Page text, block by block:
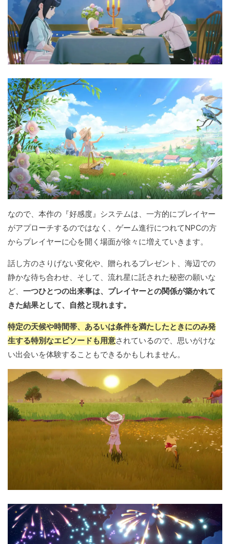
なので、本作の『好感度』システムは、一方的にプレイヤー
がアプローチするのではなく、ゲーム進行につれてNPCの方
からプレイヤーに心を開く場面が徐々に増えていきます。
話し方のさりげない変化や、贈られるプレゼント、海辺での
静かな待ち合わせ、そして、流れ星に託された秘密の願いな
ど、 一つひとつの出来事は、プレイヤーとの関係が築かれて
きた結果として、自然と現れます。
特定の天候や時間帯、あるいは条件を満たしたときにのみ発
生する特別なエピソードも用意されているので、思いがけな
い出会いを体験することもできるかもしれません。